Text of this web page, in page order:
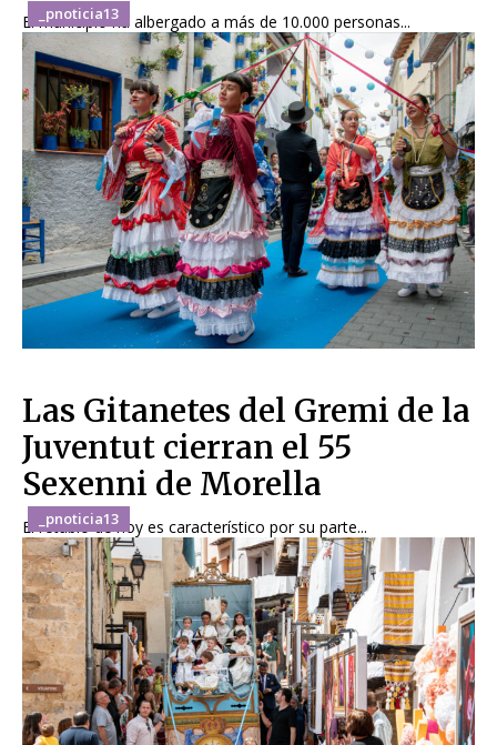
_pnoticia13
El municipio ha albergado a más de 10.000 personas...
_pnoticia13
Las Gitanetes del Gremi de la
Juventut cierran el 55
Sexenni de Morella
El retablo de hoy es característico por su parte...